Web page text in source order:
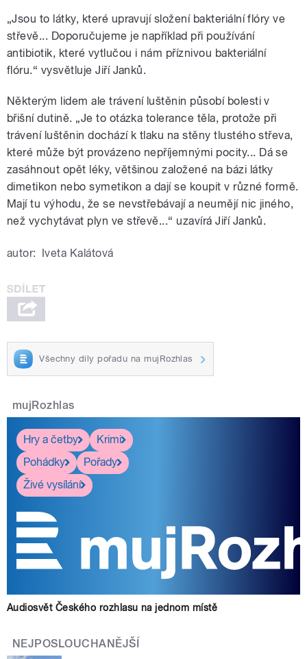
„Jsou to látky, které upravují složení bakteriální flóry ve
střevě... Doporučujeme je například při používání
antibiotik, které vytlučou i nám příznivou bakteriální
flóru.“ vysvětluje Jiří Janků.
Některým lidem ale trávení luštěnin působí bolesti v
břišní dutině. „Je to otázka tolerance těla, protože při
trávení luštěnin dochází k tlaku na stěny tlustého střeva,
které může být provázeno nepříjemnými pocity... Dá se
zasáhnout opět léky, většinou založené na bázi látky
dimetikon nebo symetikon a dají se koupit v různé formě.
Mají tu výhodu, že se nevstřebávají a neumějí nic jiného,
než vychytávat plyn ve střevě...“ uzavírá Jiří Janků.
autor: Iveta Kalátová
Všechny díly pořadu na mujRozhlas
mujRozhlas
Hry a četby
Krimi
Pohádky
Pořady
Živé vysílání
Audiosvět Českého rozhlasu na jednom místě
NEJPOSLOUCHANĚJŠÍ